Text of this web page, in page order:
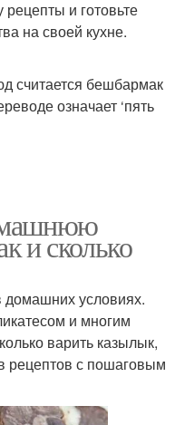
и готовьте
на своей кухне.
считается бешбармак
означает ‘пять
и сколько
домашних условиях.
и многим
варить казылык,
рецептов с пошаговым